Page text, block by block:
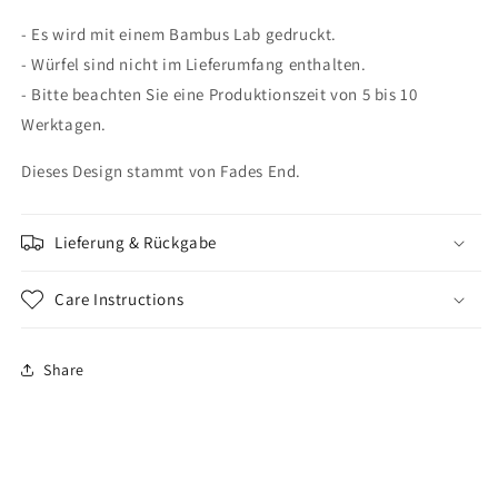
- Es wird mit einem Bambus Lab gedruckt.
- Würfel sind nicht im Lieferumfang enthalten.
- Bitte beachten Sie eine Produktionszeit von 5 bis 10
Werktagen.
Dieses Design stammt von Fades End.
Lieferung & Rückgabe
Care Instructions
Share